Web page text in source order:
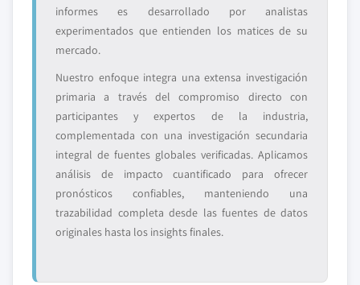
informes es desarrollado por analistas
experimentados que entienden los matices de su
mercado.
Nuestro enfoque integra una extensa investigación
primaria a través del compromiso directo con
participantes y expertos de la industria,
complementada con una investigación secundaria
integral de fuentes globales verificadas. Aplicamos
análisis de impacto cuantificado para ofrecer
pronósticos confiables, manteniendo una
trazabilidad completa desde las fuentes de datos
originales hasta los insights finales.